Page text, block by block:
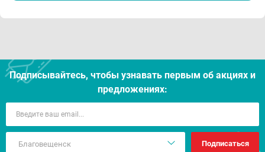
Подписывайтесь, чтобы узнавать первым об акцияx и
предложениях:
Подписаться